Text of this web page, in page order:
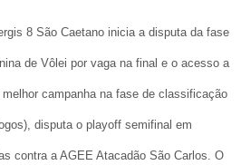
8 São Caetano inicia a disputa da fase
de Vôlei por vaga na final e o acesso a
campanha na fase de classificação
disputa o playoff semifinal em
contra a AGEE Atacadão São Carlos. O